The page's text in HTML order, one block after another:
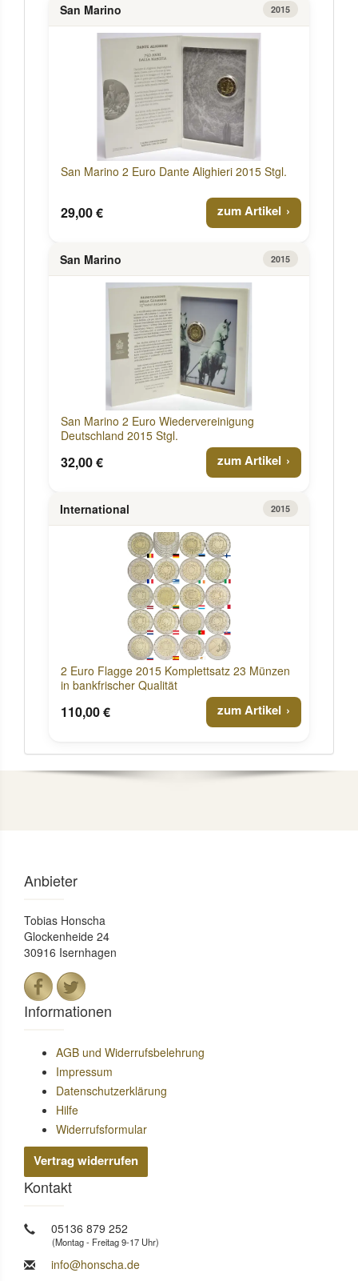
San Marino 2015
San Marino 2 Euro Dante Alighieri 2015 Stgl.
29,00 € zum Artikel
San Marino 2015
San Marino 2 Euro Wiedervereinigung
Deutschland 2015 Stgl.
32,00 € zum Artikel
International 2015
2 Euro Flagge 2015 Komplettsatz 23 Münzen
in bankfrischer Qualität
110,00 € zum Artikel
Anbieter
Tobias Honscha
Glockenheide 24
30916 Isernhagen
Informationen
AGB und Widerrufsbelehrung
Impressum
Datenschutzerklärung
Hilfe
Widerrufsformular
Vertrag widerrufen
Kontakt
05136 879 252
(Montag - Freitag 9-17 Uhr)
info@honscha.de